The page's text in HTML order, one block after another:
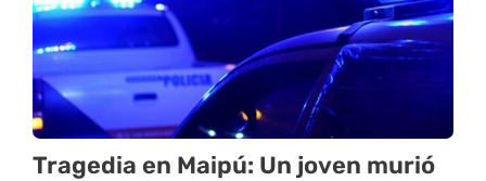
Tragedia en Maipú: Un joven murió